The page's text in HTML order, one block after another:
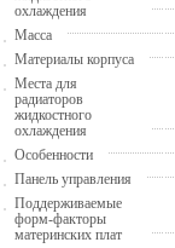
охлаждения
Масса
Материалы корпуса
Места для
радиаторов
жидкостного
охлаждения
Особенности
Панель управления
Поддерживаемые
форм-факторы
материнских плат